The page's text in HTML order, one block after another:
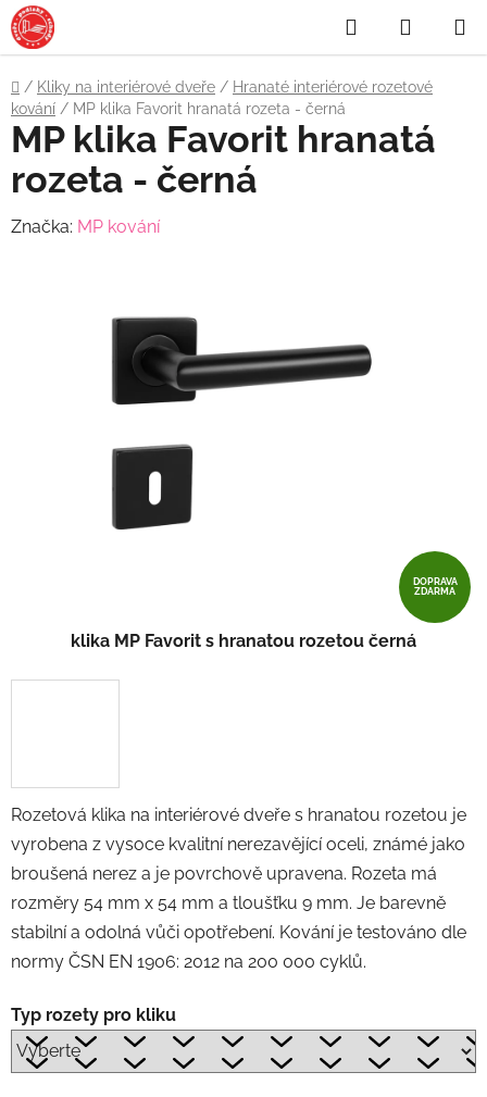
Přejít
na
obsah
Hledat
KOŠÍK
Domů
/ Kliky na interiérové dveře / Hranaté interiérové rozetové
kování / MP klika Favorit hranatá rozeta - černá
Rozetová klika na interiérové ​​dveře s hranatou rozetou je
vyrobena z vysoce kvalitní nerezavějící oceli, známé jako
broušená nerez a je povrchově upravena. Rozeta má
rozměry 54 mm x 54 mm a tloušťku 9 mm. Je barevně
stabilní a odolná vůči opotřebení. Kování je testováno dle
normy ČSN EN 1906: 2012 na 200 000 cyklů.
Typ rozety pro kliku
MP klika Favorit hranatá
rozeta - černá
Značka: MP kování
DOPRAVA
ZDARMA
klika MP Favorit s hranatou rozetou černá